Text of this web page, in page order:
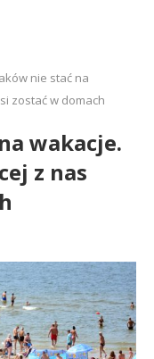
nie stać na
zostać w domach
wakacje.
z nas